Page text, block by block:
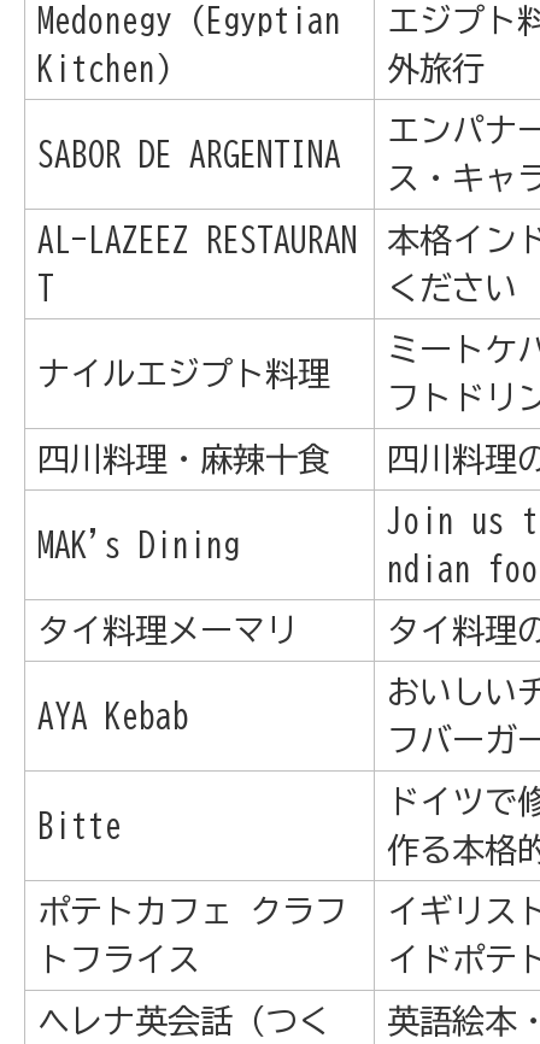
Medonegy (Egyptian
Kitchen)
エジプト
外旅行
SABOR DE ARGENTINA
エンパナ
ス・キャ
AL-LAZEEZ RESTAURAN
本格イン
ください
ナイルエジプト料理
ミートケ
フトドリ
四川料理・麻辣十食
四川料理
MAK's Dining
Join us
ndian
タイ料理メーマリ
タイ料理
AYA Kebab
おいしい
フバーガ
Bitte
ドイツで
作る本格
ポテトカフェ クラフ
トフライス
イギリス
イドポテ
ヘレナ英会話（つく
英語絵本